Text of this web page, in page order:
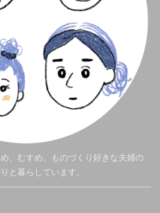
、むすめ。ものづくり好きな夫婦の
と暮らしています。